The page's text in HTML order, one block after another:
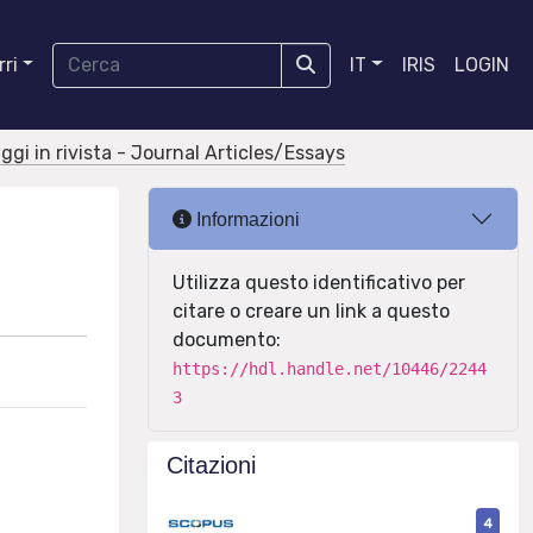
IT IRIS LOGIN
in rivista - Journal Articles/Essays
Informazioni
Utilizza questo identificativo per
citare o creare un link a questo
documento:
https://hdl.handle.net/10446/2244
3
Citazioni
4